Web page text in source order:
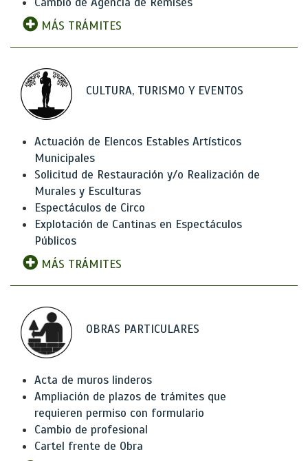
MÁS TRÁMITES
CULTURA, TURISMO Y EVENTOS
Actuación de Elencos Estables Artísticos
Municipales
Solicitud de Restauración y/o Realización de
Murales y Esculturas
Espectáculos de Circo
Explotación de Cantinas en Espectáculos
Públicos
MÁS TRÁMITES
OBRAS PARTICULARES
Acta de muros linderos
Ampliación de plazos de trámites que
requieren permiso con formulario
Cambio de profesional
Cartel frente de Obra